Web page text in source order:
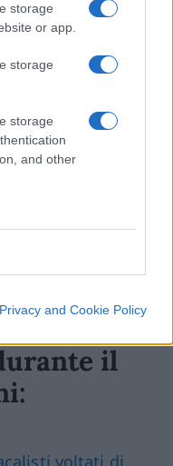
storage
or app.
storage
storage
and other
Privacy and Cookie Policy
Leggi i commenti
il
voltati di